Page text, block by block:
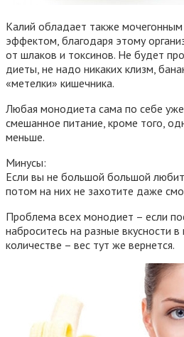
Калий обладает также
эффектом, благодаря этому
от шлаков и токсинов. Не будет
диеты, не надо никаких клизм,
«метелки» кишечника.
Любая монодиета сама по себе
смешанное питание, кроме того,
меньше.
Минусы:
Если вы не большой большой
потом на них не захотите даже
Проблема всех монодиет – если
наброситесь на разные вкусности
количестве – вес тут же вернется.